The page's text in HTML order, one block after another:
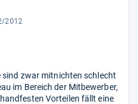
2012
sind zwar mitnichten schlecht
im Bereich der Mitbewerber,
Vorteilen fällt eine